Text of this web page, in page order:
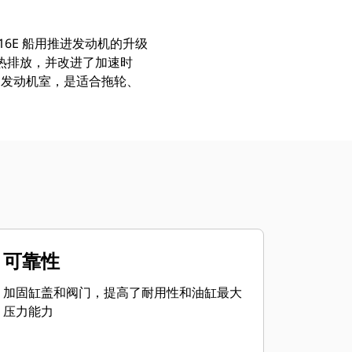
船用推进发动机的升级
排放，并改进了加速时
动机室，是适合拖轮、
可靠性
加固缸盖和阀门，提高了耐用性和油缸最大
压力能力